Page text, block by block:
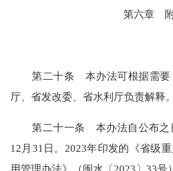
第六章
第二十条 本办法可根据需
厅、省发改委、省水利厅负责解释。
第二十一条 本办法自公布
12月31日。2023年印发的《省级
用管理办法》（闽水〔2023〕33号